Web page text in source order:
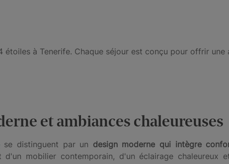
à Tenerife. Chaque séjour est conçu pour offrir une
et ambiances chaleureuses
se distinguent par un design moderne qui intègre
d'un mobilier contemporain, d'un éclairage chaleureux